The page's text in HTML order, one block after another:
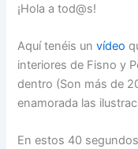
¡Hola a tod@s!
Aquí tenéis unvídeo
interiores de Fisno y
dentro (Son más de
enamorada las
En estos 40